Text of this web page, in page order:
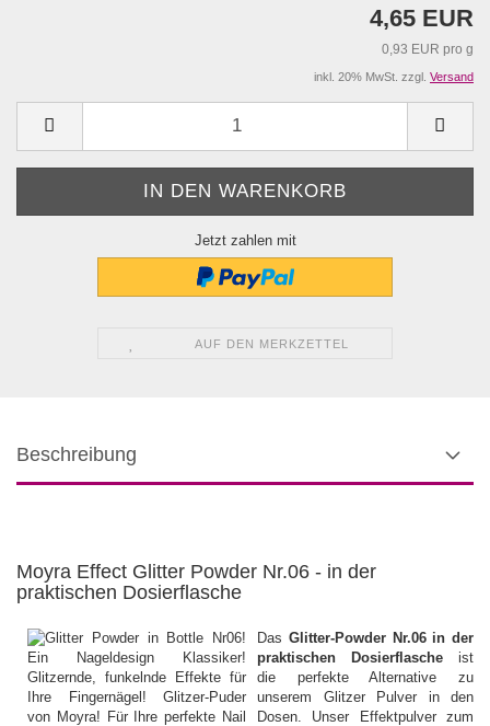
4,65 EUR
0,93 EUR pro g
inkl. 20% MwSt. zzgl. Versand
Jetzt zahlen mit
AUF DEN MERKZETTEL
Beschreibung
Moyra Effect Glitter Powder Nr.06 - in der
praktischen Dosierflasche
Das Glitter-Powder Nr.06 in der
praktischen Dosierflasche ist
die perfekte Alternative zu
unserem Glitzer Pulver in den
Dosen. Unser Effektpulver zum